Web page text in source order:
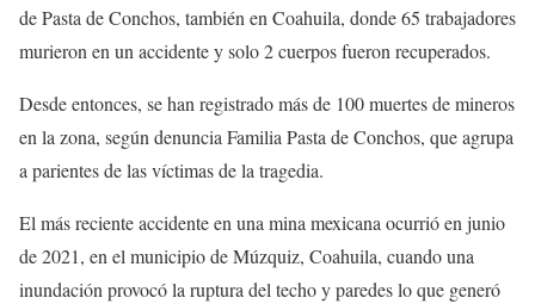
de Pasta de Conchos, también en Coahuila, donde 65 trabajadores
murieron en un accidente y solo 2 cuerpos fueron recuperados.
Desde entonces, se han registrado más de 100 muertes de mineros
en la zona, según denuncia Familia Pasta de Conchos, que agrupa
a parientes de las víctimas de la tragedia.
El más reciente accidente en una mina mexicana ocurrió en junio
de 2021, en el municipio de Múzquiz, Coahuila, cuando una
inundación provocó la ruptura del techo y paredes lo que generó